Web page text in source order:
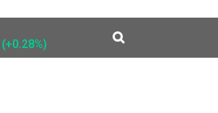
(+0.28%)